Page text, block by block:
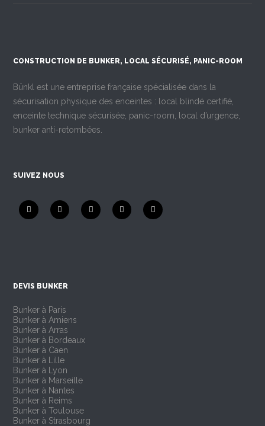
CONSTRUCTION DE BUNKER, LOCAL SÉCURISÉ, PANIC-ROOM
Bünkl est une entreprise française spécialisée dans la
sécurisation physique des enceintes : local blindé certifié,
enceinte technique sécurisée, panic-room, local d’urgence,
bunker anti-retombées.
SUIVEZ NOUS
DEVIS BUNKER
Bunker à Paris
Bunker à Amiens
Bunker à Arras
Bunker à Bordeaux
Bunker à Caen
Bunker à Lille
Bunker à Lyon
Bunker à Marseille
Bunker à Nantes
Bunker à Reims
Bunker à Toulouse
Bunker à Strasbourg